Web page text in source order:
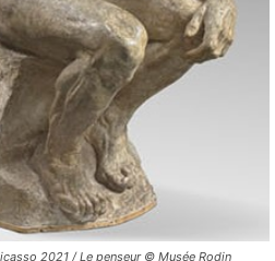
2021 / Le penseur © Musée Rodin